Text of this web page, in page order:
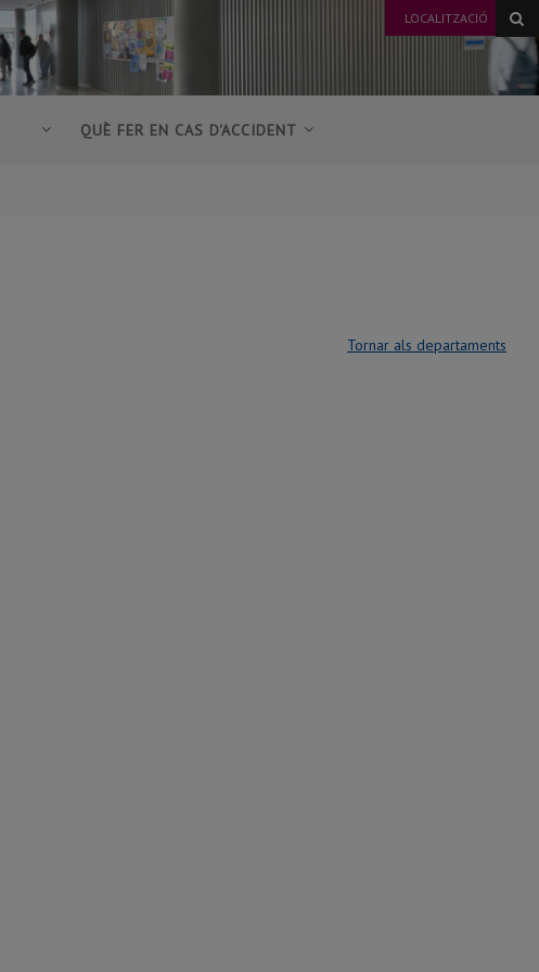
LOCALITZACIÓ
QUÈ FER EN CAS D'ACCIDENT
Tornar als departaments